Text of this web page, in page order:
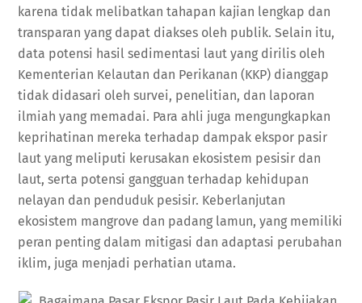
karena tidak melibatkan tahapan kajian lengkap dan
transparan yang dapat diakses oleh publik. Selain itu,
data potensi hasil sedimentasi laut yang dirilis oleh
Kementerian Kelautan dan Perikanan (KKP) dianggap
tidak didasari oleh survei, penelitian, dan laporan
ilmiah yang memadai. Para ahli juga mengungkapkan
keprihatinan mereka terhadap dampak ekspor pasir
laut yang meliputi kerusakan ekosistem pesisir dan
laut, serta potensi gangguan terhadap kehidupan
nelayan dan penduduk pesisir. Keberlanjutan
ekosistem mangrove dan padang lamun, yang memiliki
peran penting dalam mitigasi dan adaptasi perubahan
iklim, juga menjadi perhatian utama.